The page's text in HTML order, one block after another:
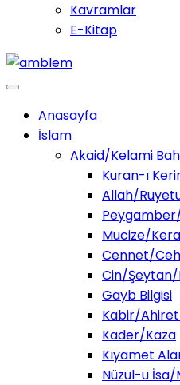
Kavramlar
E-Kitap
Anasayfa
İslam
Akaid/Kelami
Kuran-ı
Allah/
Mucize/
Cennet/
Cin/
Gayb Bilgisi
Kabir/
Kader/Kaza
Kıyamet
Nüzul-u